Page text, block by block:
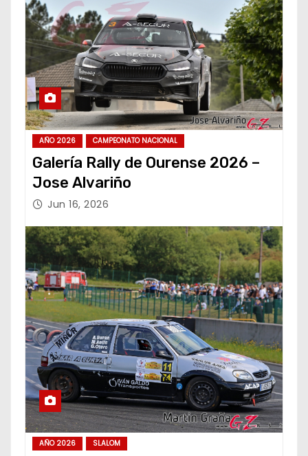
AÑO 2026 CAMPEONATO NACIONAL
Galería Rally de Ourense 2026 –
Jose Alvariño
Jun 16, 2026
AÑO 2026 SLALOM